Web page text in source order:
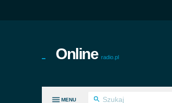
Online radio.pl
MENU